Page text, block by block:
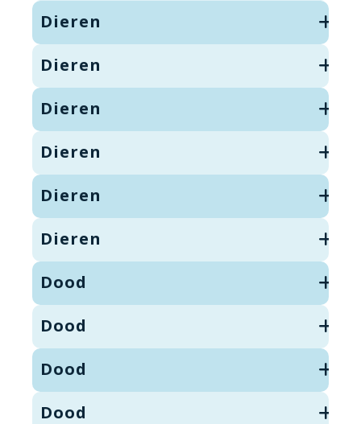
Dieren
Dieren
Dieren
Dieren
Dieren
Dieren
Dood
Dood
Dood
Dood